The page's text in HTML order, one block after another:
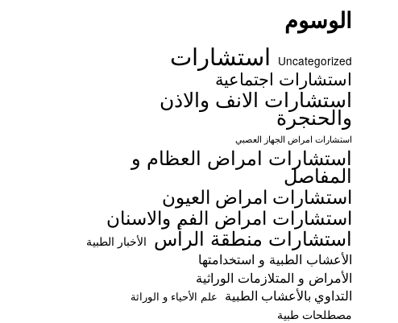
الوسوم
Uncategorized استشارات
استشارات اجتماعية
استشارات الانف والاذن
والحنجرة
استشارات امراض الجهاز العصبي
استشارات امراض العظام و
المفاصل
استشارات امراض العيون
استشارات امراض الفم والاسنان
استشارات منطقة الرأس الأخبار الطبية
الأعشاب الطبية و استخدامتها
الأمراض و المتلازمات الوراثية
التداوي بالأعشاب الطبية علم الأحياء و الوراثة
مصطلحات طبية